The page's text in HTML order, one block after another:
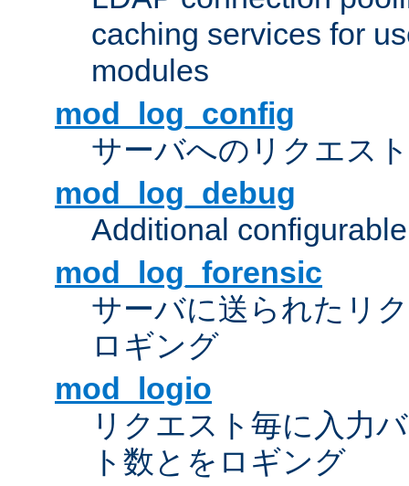
caching services for
modules
mod_log_config
サーバへのリクエス
mod_log_debug
Additional
mod_log_forensic
サーバに送られたリ
ロギング
mod_logio
リクエスト毎に入力
ト数とをロギング